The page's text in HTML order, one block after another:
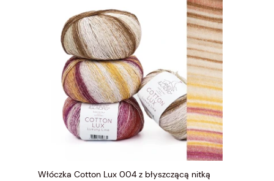
Włóczka Cotton Lux 004 z błyszczącą nitką